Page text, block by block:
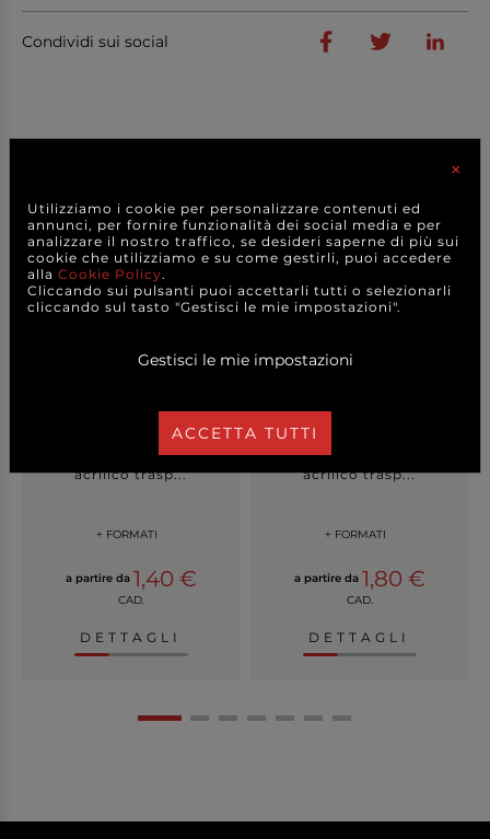
Condividi sui social
Cornice porta depliant in
acrilico trasp...
+ FORMATI
a partire da 1,40 €
CAD.
DETTAGLI
Cornice porta depliant in
acrilico trasp...
+ FORMATI
a partire da 1,80 €
CAD.
DETTAGLI
×
Utilizziamo i cookie per personalizzare contenuti ed
annunci, per fornire funzionalità dei social media e per
analizzare il nostro traffico, se desideri saperne di più sui
cookie che utilizziamo e su come gestirli, puoi accedere
alla Cookie Policy.
Cliccando sui pulsanti puoi accettarli tutti o selezionarli
cliccando sul tasto "Gestisci le mie impostazioni".
Gestisci le mie impostazioni
ACCETTA TUTTI